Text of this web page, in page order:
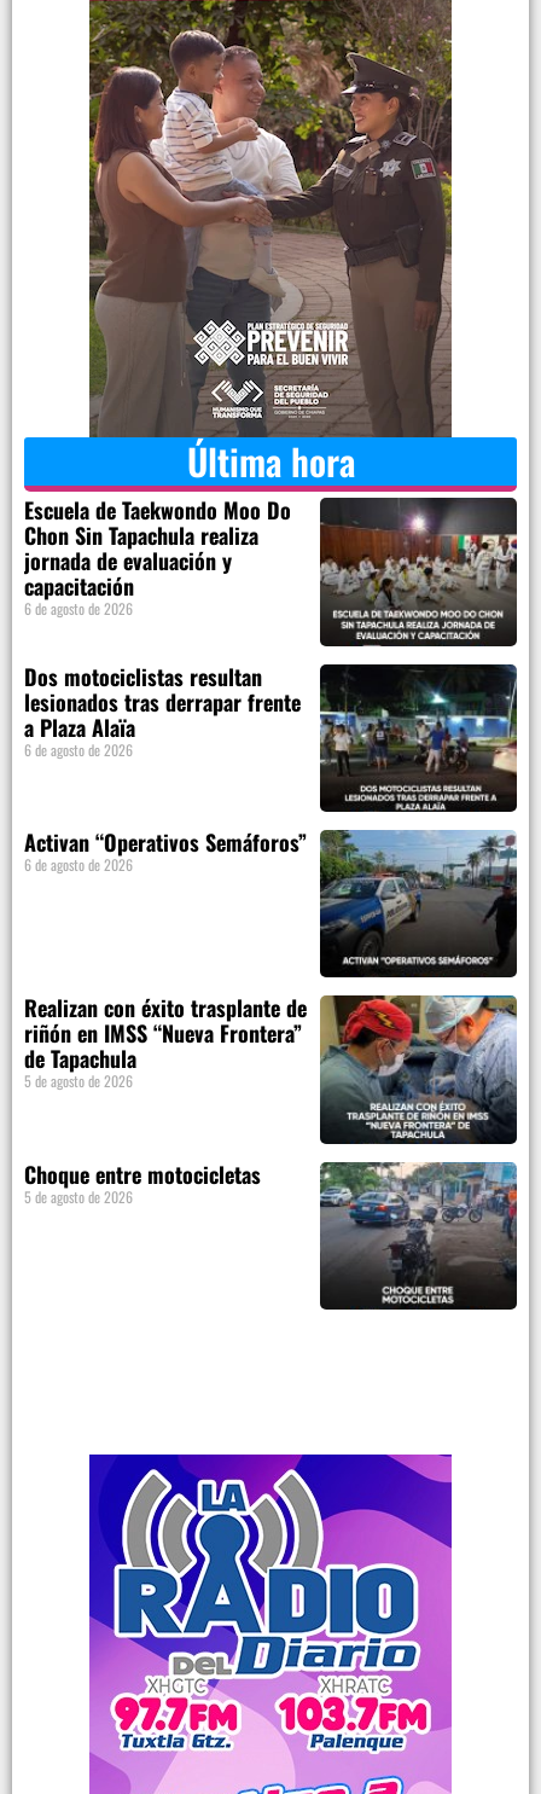
Última hora
Escuela de Taekwondo Moo Do
Chon Sin Tapachula realiza
jornada de evaluación y
capacitación
6 de agosto de 2026
Dos motociclistas resultan
lesionados tras derrapar frente
a Plaza Alaïa
6 de agosto de 2026
Activan “Operativos Semáforos”
6 de agosto de 2026
Realizan con éxito trasplante de
riñón en IMSS “Nueva Frontera”
de Tapachula
5 de agosto de 2026
Choque entre motocicletas
5 de agosto de 2026